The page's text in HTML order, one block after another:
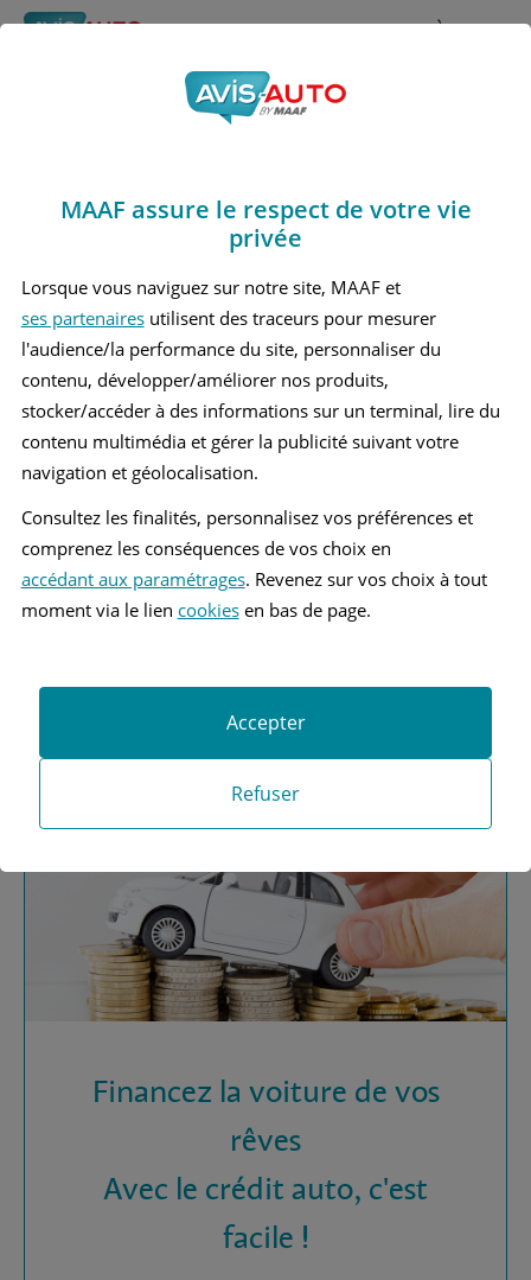
Rechercher À propos
Obtenir un devis d'assurance auto MAAF
Avis Mercedes benz
Marques>Mercedes benz > A220
MERCEDES BENZ A220 3 BERLINE
MERCEDES BENZ A220 4 BERLINE
assurance automobile ?
Obtenez vos devis MAAF
Financez la voiture de vos
rêves
Avec le crédit auto, c'est
facile !
MAAF assure le respect de votre vie
privée
Lorsque vous naviguez sur notre site, MAAF et
ses partenairesutilisent des traceurs pour mesurer
l'audience/la performance du site, personnaliser du
contenu, développer/améliorer nos produits,
stocker/accéder à des informations sur un terminal, lire du
contenu multimédia et gérer la publicité suivant votre
navigation et géolocalisation.
Consultez les finalités, personnalisez vos préférences et
comprenez les conséquences de vos choix en
accédant aux paramétrages. Revenez sur vos choix à tout
moment via le lien cookiesen bas de page.
Refuser
Accepter